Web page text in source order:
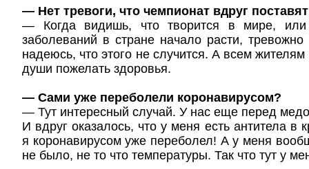
— Нет тревоги, что чемпионат вдруг
— Когда видишь, что творится в мире, или
заболеваний в стране начало расти,
надеюсь, что этого не случится. А всем
души пожелать здоровья.
— Сами уже переболели коронавирусом?
— Тут интересный случай. У нас еще перед
И вдруг оказалось, что у меня есть антитела в
я коронавирусом уже переболел! А у меня
не было, не то что температуры. Так что тут у